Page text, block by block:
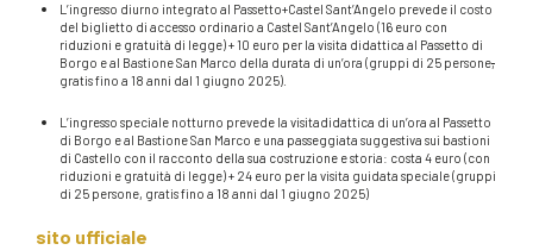
L’ingresso diurno integrato al Passetto+Castel Sant’Angelo prevede il costo
del biglietto di accesso ordinario a Castel Sant’Angelo (16 euro con
riduzioni e gratuità di legge) + 10 euro per la visita didattica al Passetto di
Borgo e al Bastione San Marco della durata di un’ora (gruppi di 25 persone,
gratis fino a 18 anni dal 1 giugno 2025).
L’ingresso speciale notturno prevede la visitadidattica di un’ora al Passetto
di Borgo e al Bastione San Marco e una passeggiata suggestiva sui bastioni
di Castello con il racconto della sua costruzione e storia: costa 4 euro (con
riduzioni e gratuità di legge) + 24 euro per la visita guidata speciale (gruppi
di 25 persone, gratis fino a 18 anni dal 1 giugno 2025)
sito ufficiale